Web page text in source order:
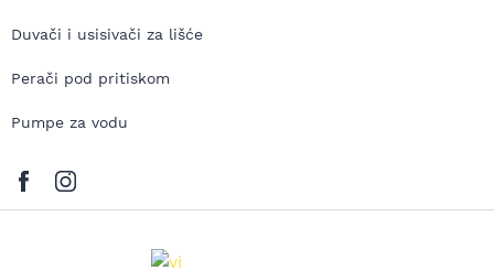
Duvači i usisivači za lišće
Perači pod pritiskom
Pumpe za vodu